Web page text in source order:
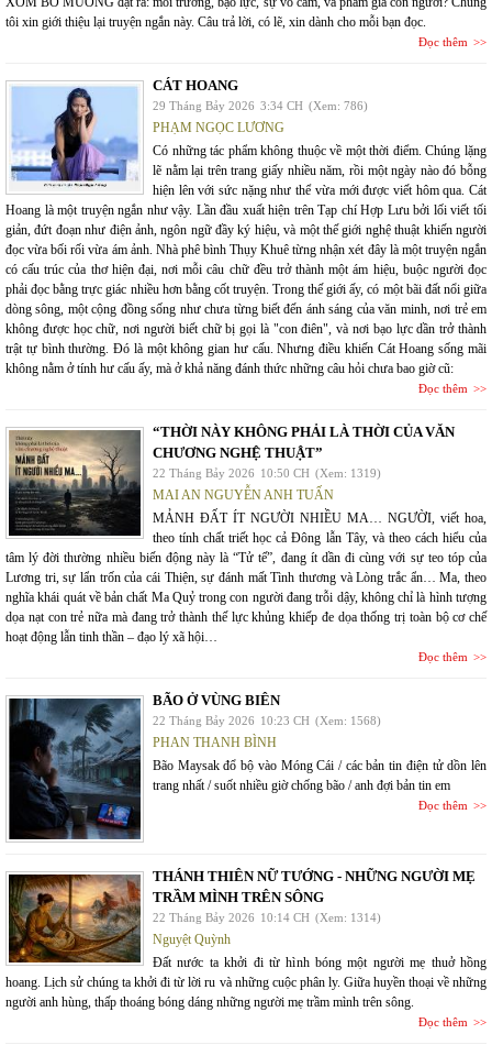
tôi xin giới thiệu lại truyện ngắn này. Câu trả lời, có lẽ, xin dành cho mỗi bạn đọc.
Đọc thêm
CÁT HOANG
29 Tháng Bảy 2026 3:34 CH (Xem: 786)
PHẠM NGỌC LƯƠNG
Có những tác phẩm không thuộc về một thời điểm. Chúng lặng
lẽ nằm lại trên trang giấy nhiều năm, rồi một ngày nào đó bỗng
hiện lên với sức nặng như thể vừa mới được viết hôm qua. Cát
Hoang là một truyện ngắn như vậy. Lần đầu xuất hiện trên Tạp chí Hợp Lưu bởi lối viết tối
giản, đứt đoạn như điện ảnh, ngôn ngữ đầy ký hiệu, và một thế giới nghệ thuật khiến người
đọc vừa bối rối vừa ám ảnh. Nhà phê bình Thụy Khuê từng nhận xét đây là một truyện ngắn
có cấu trúc của thơ hiện đại, nơi mỗi câu chữ đều trở thành một ám hiệu, buộc người đọc
phải đọc bằng trực giác nhiều hơn bằng cốt truyện. Trong thế giới ấy, có một bãi đất nổi giữa
dòng sông, một cộng đồng sống như chưa từng biết đến ánh sáng của văn minh, nơi trẻ em
không được học chữ, nơi người biết chữ bị gọi là "con điên", và nơi bạo lực dần trở thành
trật tự bình thường. Đó là một không gian hư cấu. Nhưng điều khiến Cát Hoang sống mãi
không nằm ở tính hư cấu ấy, mà ở khả năng đánh thức những câu hỏi chưa bao giờ cũ:
Đọc thêm
“THỜI NÀY KHÔNG PHẢI LÀ THỜI CỦA VĂN
CHƯƠNG NGHỆ THUẬT”
22 Tháng Bảy 2026 10:50 CH (Xem: 1319)
MAI AN NGUYỄN ANH TUẤN
MẢNH ĐẤT ÍT NGƯỜI NHIỀU MA… NGƯỜI, viết hoa,
theo tính chất triết học cả Đông lẫn Tây, và theo cách hiểu của
tâm lý đời thường nhiều biến động này là “Tử tế”, đang ít dần đi cùng với sự teo tóp của
Lương tri, sự lẩn trốn của cái Thiện, sự đánh mất Tình thương và Lòng trắc ẩn… Ma, theo
nghĩa khái quát về bản chất Ma Quỷ trong con người đang trỗi dậy, không chỉ là hình tượng
dọa nạt con trẻ nữa mà đang trở thành thế lực khủng khiếp đe dọa thống trị toàn bộ cơ chế
hoạt động lẫn tinh thần – đạo lý xã hội…
Đọc thêm
BÃO Ở VÙNG BIÊN
22 Tháng Bảy 2026 10:23 CH (Xem: 1568)
PHAN THANH BÌNH
Bão Maysak đổ bộ vào Móng Cái / các bản tin điện tử dồn lên
trang nhất / suốt nhiều giờ chống bão / anh đợi bản tin em
Đọc thêm
THÁNH THIÊN NỮ TƯỚNG - NHỮNG NGƯỜI MẸ
TRẦM MÌNH TRÊN SÔNG
22 Tháng Bảy 2026 10:14 CH (Xem: 1314)
Nguyệt Quỳnh
Đất nước ta khởi đi từ hình bóng một người mẹ thuở hồng
hoang. Lịch sử chúng ta khởi đi từ lời ru và những cuộc phân ly. Giữa huyền thoại về những
người anh hùng, thấp thoáng bóng dáng những người mẹ trầm mình trên sông.
Đọc thêm